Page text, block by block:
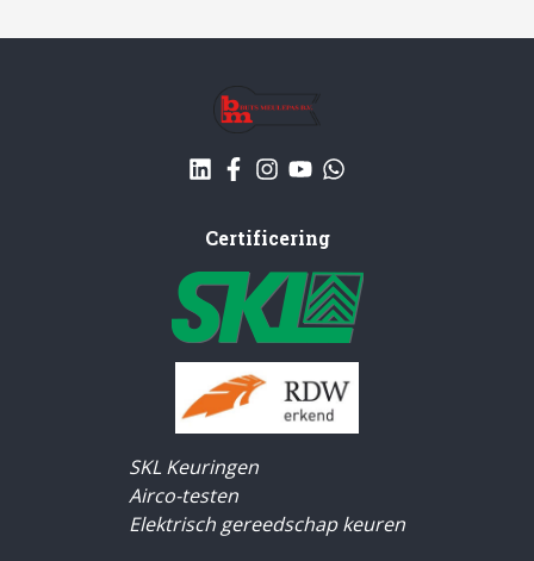
Certificering
SKL Keuringen
Airco-testen
Elektrisch gereedschap keuren